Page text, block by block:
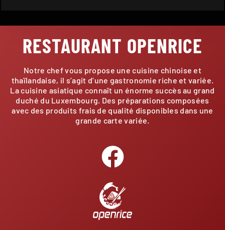
RESTAURANT OPENRICE
Notre chef vous propose une cuisine chinoise et
thaïlandaise, il s’agit d’une gastronomie riche et variée.
La cuisine asiatique connaît un énorme succès au grand
duché du Luxembourg. Des préparations composées
avec des produits frais de qualité disponibles dans une
grande carte variée.